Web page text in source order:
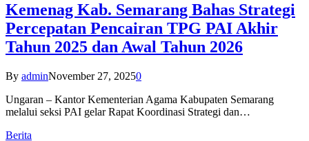
Kemenag Kab. Semarang Bahas Strategi
Percepatan Pencairan TPG PAI Akhir
Tahun 2025 dan Awal Tahun 2026
By adminNovember 27, 20250
Ungaran – Kantor Kementerian Agama Kabupaten Semarang
melalui seksi PAI gelar Rapat Koordinasi Strategi dan…
Berita